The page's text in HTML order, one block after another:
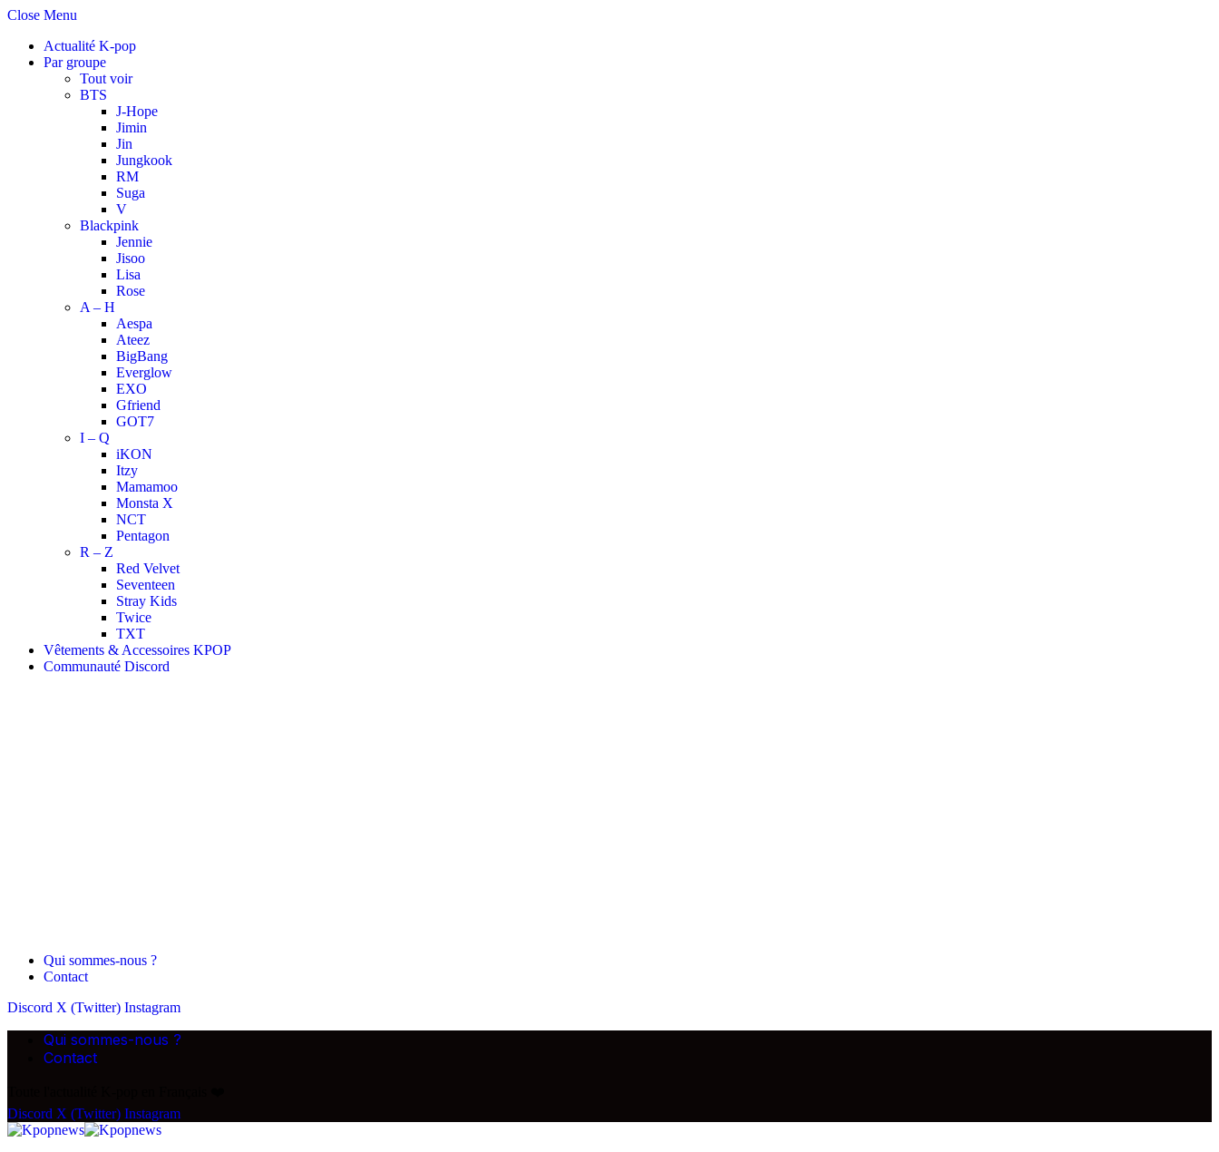
Close Menu
Actualité K-pop
Par groupe
Tout voir
BTS
J-Hope
Jimin
Jin
Jungkook
RM
Suga
V
Blackpink
Jennie
Jisoo
Lisa
Rose
A – H
Aespa
Ateez
BigBang
Everglow
EXO
Gfriend
GOT7
I – Q
iKON
Itzy
Mamamoo
Monsta X
NCT
Pentagon
R – Z
Red Velvet
Seventeen
Stray Kids
Twice
TXT
Vêtements & Accessoires KPOP
Communauté Discord
Qui sommes-nous ?
Contact
Discord X (Twitter) Instagram
Qui sommes-nous ?
Contact
Discord X (Twitter) Instagram